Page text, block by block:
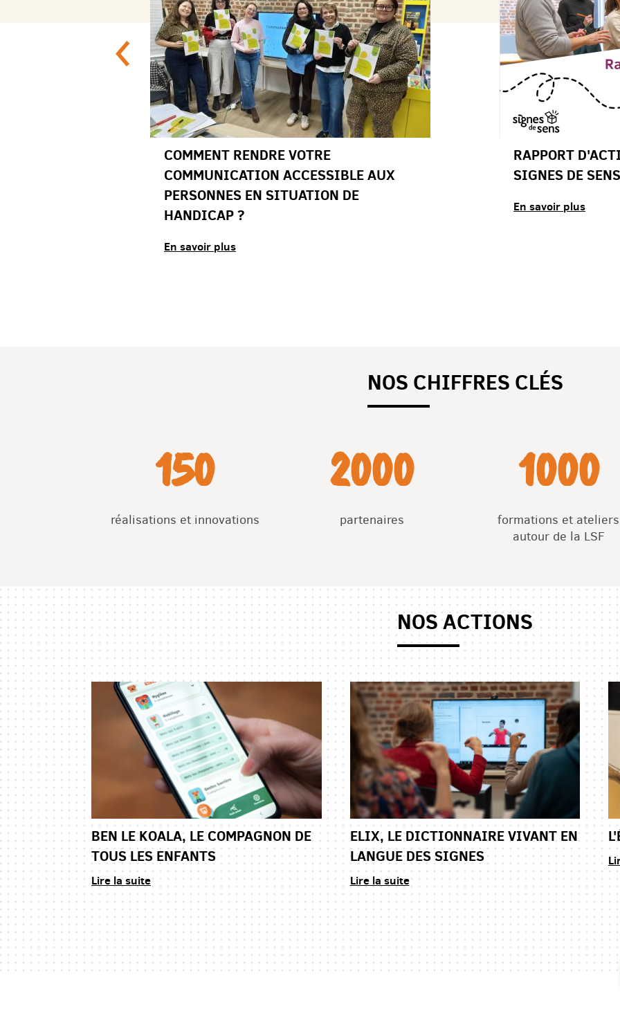
COMMENT RENDRE VOTRE
COMMUNICATION ACCESSIBLE AUX
PERSONNES EN SITUATION DE
HANDICAP ?
En savoir plus
RAPPORT
SIGNES DE SENS
En savoir plus
NOS CHIFFRES CLÉS
150
réalisations et innovations
2000
partenaires
1000
formations et ateliers
autour de la LSF
NOS ACTIONS
BEN LE KOALA, LE COMPAGNON DE
TOUS LES ENFANTS
Lire la suite
ELIX, LE DICTIONNAIRE VIVANT EN
LANGUE DES SIGNES
Lire la suite